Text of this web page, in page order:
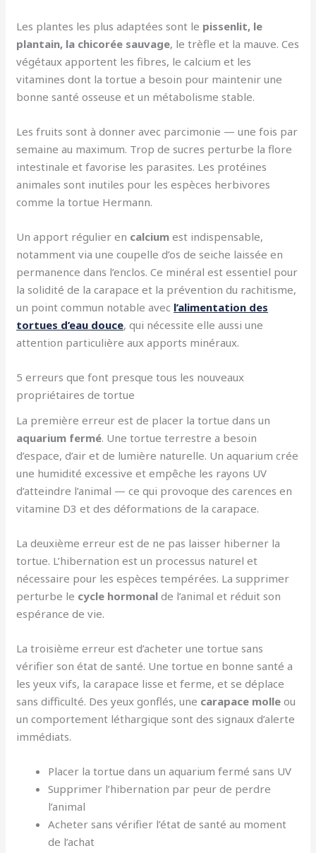
Les plantes les plus adaptées sont le pissenlit, le
plantain, la chicorée sauvage, le trèfle et la mauve. Ces
végétaux apportent les fibres, le calcium et les
vitamines dont la tortue a besoin pour maintenir une
bonne santé osseuse et un métabolisme stable.
Les fruits sont à donner avec parcimonie — une fois par
semaine au maximum. Trop de sucres perturbe la flore
intestinale et favorise les parasites. Les protéines
animales sont inutiles pour les espèces herbivores
comme la tortue Hermann.
Un apport régulier en calcium est indispensable,
notamment via une coupelle d’os de seiche laissée en
permanence dans l’enclos. Ce minéral est essentiel pour
la solidité de la carapace et la prévention du rachitisme,
un point commun notable avec l’alimentation des
tortues d’eau douce, qui nécessite elle aussi une
attention particulière aux apports minéraux.
5 erreurs que font presque tous les nouveaux
propriétaires de tortue
La première erreur est de placer la tortue dans un
aquarium fermé. Une tortue terrestre a besoin
d’espace, d’air et de lumière naturelle. Un aquarium crée
une humidité excessive et empêche les rayons UV
d’atteindre l’animal — ce qui provoque des carences en
vitamine D3 et des déformations de la carapace.
La deuxième erreur est de ne pas laisser hiberner la
tortue. L’hibernation est un processus naturel et
nécessaire pour les espèces tempérées. La supprimer
perturbe le cycle hormonal de l’animal et réduit son
espérance de vie.
La troisième erreur est d’acheter une tortue sans
vérifier son état de santé. Une tortue en bonne santé a
les yeux vifs, la carapace lisse et ferme, et se déplace
sans difficulté. Des yeux gonflés, une carapace molle ou
un comportement léthargique sont des signaux d’alerte
immédiats.
Placer la tortue dans un aquarium fermé sans UV
Supprimer l’hibernation par peur de perdre
l’animal
Acheter sans vérifier l’état de santé au moment
de l’achat